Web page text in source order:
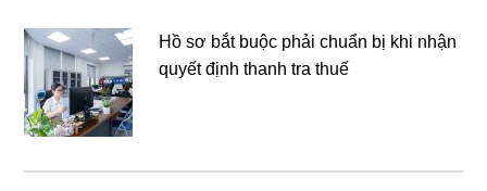
Hồ sơ bắt buộc phải chuẩn bị khi nhận
quyết định thanh tra thuế